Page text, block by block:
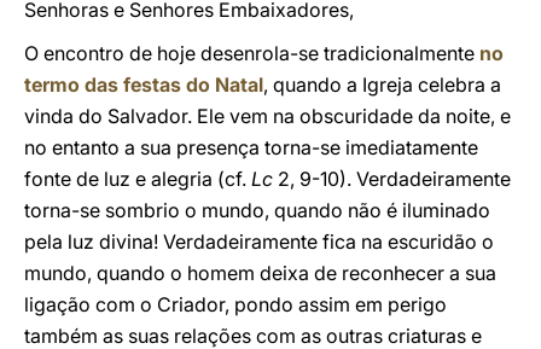
Senhoras e Senhores Embaixadores,
O encontro de hoje desenrola-se tradicionalmente no
termo das festas do Natal, quando a Igreja celebra a
vinda do Salvador. Ele vem na obscuridade da noite, e
no entanto a sua presença torna-se imediatamente
fonte de luz e alegria (cf. Lc 2, 9-10). Verdadeiramente
torna-se sombrio o mundo, quando não é iluminado
pela luz divina! Verdadeiramente fica na escuridão o
mundo, quando o homem deixa de reconhecer a sua
ligação com o Criador, pondo assim em perigo
também as suas relações com as outras criaturas e